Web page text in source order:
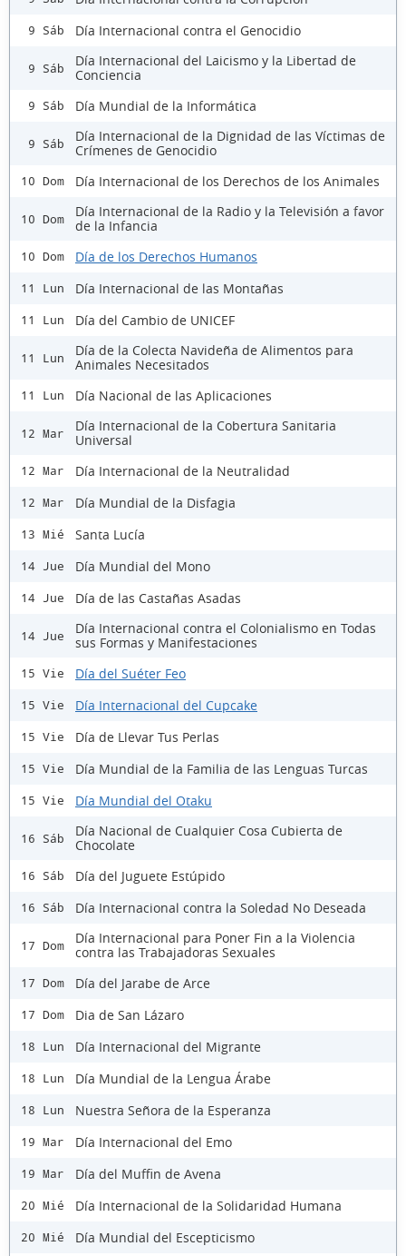
9 Sáb Día Internacional contra el Genocidio
9 Sáb
Día Internacional del Laicismo y la Libertad de
Conciencia
9 Sáb Día Mundial de la Informática
9 Sáb
Día Internacional de la Dignidad de las Víctimas de
Crímenes de Genocidio
10 Dom Día Internacional de los Derechos de los Animales
10 Dom
Día Internacional de la Radio y la Televisión a favor
de la Infancia
10 Dom Día de los Derechos Humanos
11 Lun Día Internacional de las Montañas
11 Lun Día del Cambio de UNICEF
11 Lun
Día de la Colecta Navideña de Alimentos para
Animales Necesitados
11 Lun Día Nacional de las Aplicaciones
12 Mar
Día Internacional de la Cobertura Sanitaria
Universal
12 Mar Día Internacional de la Neutralidad
12 Mar Día Mundial de la Disfagia
13 Mié Santa Lucía
14 Jue Día Mundial del Mono
14 Jue Día de las Castañas Asadas
14 Jue
Día Internacional contra el Colonialismo en Todas
sus Formas y Manifestaciones
15 Vie Día del Suéter Feo
15 Vie Día Internacional del Cupcake
15 Vie Día de Llevar Tus Perlas
15 Vie Día Mundial de la Familia de las Lenguas Turcas
15 Vie Día Mundial del Otaku
16 Sáb
Día Nacional de Cualquier Cosa Cubierta de
Chocolate
16 Sáb Día del Juguete Estúpido
16 Sáb Día Internacional contra la Soledad No Deseada
17 Dom
Día Internacional para Poner Fin a la Violencia
contra las Trabajadoras Sexuales
17 Dom Día del Jarabe de Arce
17 Dom Dia de San Lázaro
18 Lun Día Internacional del Migrante
18 Lun Día Mundial de la Lengua Árabe
18 Lun Nuestra Señora de la Esperanza
19 Mar Día Internacional del Emo
19 Mar Día del Muffin de Avena
20 Mié Día Internacional de la Solidaridad Humana
20 Mié Día Mundial del Escepticismo